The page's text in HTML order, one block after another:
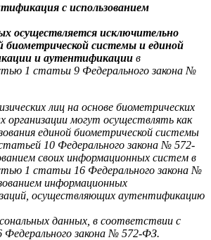
с использованием
осуществляется исключительно
биометрической системы и единой
и аутентификации в
1 статьи 9 Федерального закона №
лиц на основе биометрических
организации могут осуществлять как
единой биометрической системы
10 Федерального закона № 572-
своих информационных систем в
1 статьи 16 Федерального закона №
информационных
осуществляющих аутентификацию
данных, в соответствии с
Федерального закона № 572-ФЗ.